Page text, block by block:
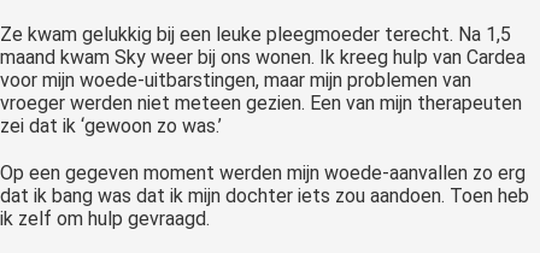
Ze kwam gelukkig bij een leuke pleegmoeder terecht. Na 1,5
maand kwam Sky weer bij ons wonen. Ik kreeg hulp van Cardea
voor mijn woede-uitbarstingen, maar mijn problemen van
vroeger werden niet meteen gezien. Een van mijn therapeuten
zei dat ik ‘gewoon zo was.’
Op een gegeven moment werden mijn woede-aanvallen zo erg
dat ik bang was dat ik mijn dochter iets zou aandoen. Toen heb
ik zelf om hulp gevraagd.